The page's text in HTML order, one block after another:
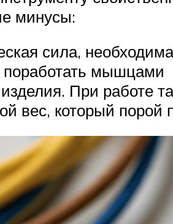
минусы:
сила,
поработать мышцами
При работе
вес, который порой